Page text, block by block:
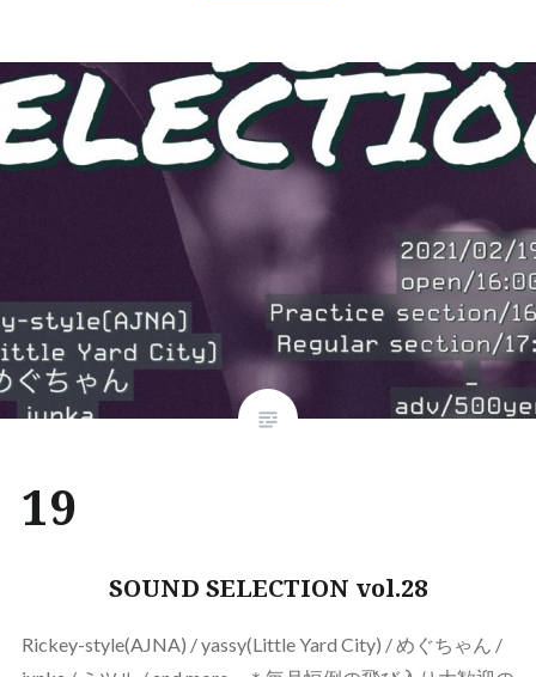
19
SOUND SELECTION vol.28
Rickey-style(AJNA) / yassy(Little Yard City) / めぐちゃん /